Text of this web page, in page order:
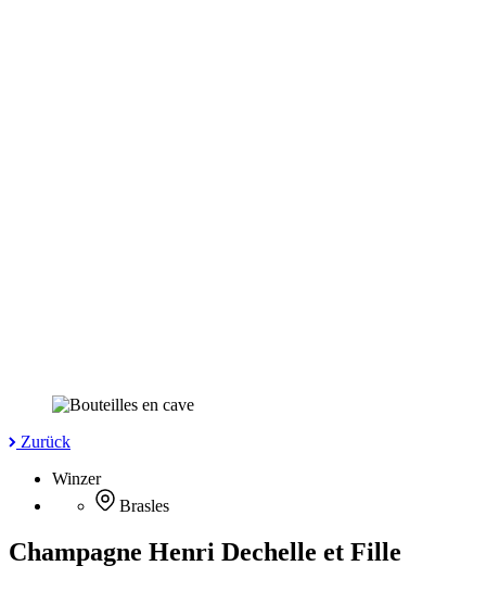
Zurück
Winzer
Brasles
Champagne Henri Dechelle et Fille